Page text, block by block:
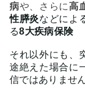
病や、さらに高
性膵炎などによ
る8大疾病保険
それ以外にも、
途絶えた場合に
信ではありませ